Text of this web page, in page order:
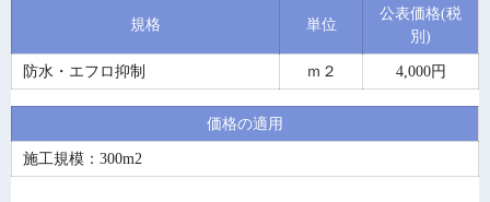
規格 単位
公表価格(税
別)
防水・エフロ抑制
ｍ２ 4,000円
価格の適用
施工規模：300m2